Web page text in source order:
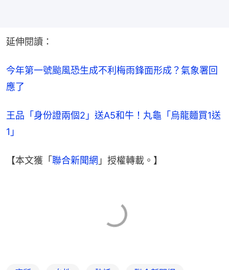
延伸閱讀：
今年第一號颱風恐生成不利梅雨鋒面形成？氣象署回
應了
王品「身份證兩個2」送A5和牛！丸龜「烏龍麵買1送
1」
【本文獲「 聯合新聞網 」授權轉載。】